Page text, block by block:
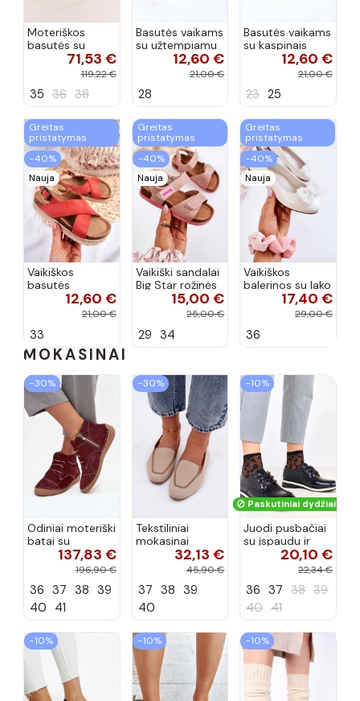
Moteriškos
basutės su
aukso spalvos
kulniukais Laura
spalvos
71,53 €
119,22 €
35 36 38
Basutės vaikams
su užtempiamu
užsegimu
rožinės spalvos
12,60 €
21,00 €
28
Basutės vaikams
su kaspinais
aukso spalvos
12,60 €
21,00 €
23 25
Greitas
pristatymas
−40%
Nauja
Vaikiškos
basutės
koralinės12,60 €
21,00 €
33
Greitas
pristatymas
−40%
Nauja
Vaikiški sandalai
Big Star rožinės
spalvos15,00 €
25,00 €
29 34
Greitas
pristatymas
−40%
Nauja
Vaikiškos
balerinos su lako
efektu ir
kaspinais baltos
17,40 €
29,00 €
36
MOKASINAI
−30%
Odiniai moteriški
batai su
siūlėmis, pilies
tipo, Artiker
spalvos
137,83 €
196,90 €
36 37 38 39
40 41
−30%
Tekstiliniai
mokasinai
smėlio spalvos
32,13 €
45,90 €
37 38 39
40
−10%
Paskutiniai dydžiai!
Juodi pusbačiai
su įspaudu ir
kvadratiniu
priekiu Kerawa
20,10 €
22,34 €
36 37 38 39
40 41
−10% −10% −10%